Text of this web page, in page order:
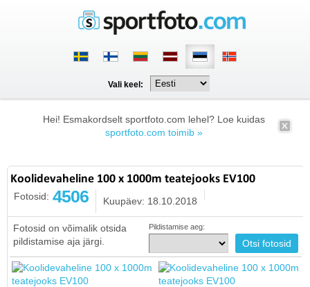
Vali keel:
Hei! Esmakordselt sportfoto.com lehel? Loe kuidas
sportfoto.com toimib »
Koolidevaheline 100 x 1000m teatejooks EV100
Fotosid: 4506 Kuupäev: 18.10.2018
Fotosid on võimalik otsida
pildistamise aja järgi.
Pildistamise aeg: